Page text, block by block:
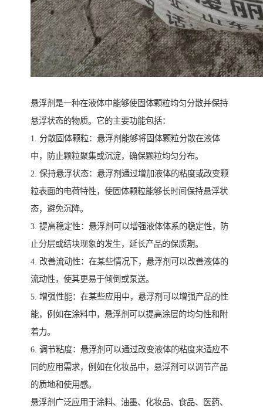
悬浮剂是一种在液体中能够使固体颗粒均匀分散并保持
悬浮状态的物质。它的主要功能包括：
1. 分散固体颗粒：悬浮剂能够将固体颗粒分散在液体
中，防止颗粒聚集或沉淀，确保颗粒均匀分布。
2. 保持悬浮状态：悬浮剂通过增加液体的粘度或改变颗
粒表面的电荷特性，使固体颗粒能够长时间保持悬浮状
态，避免沉降。
3. 提高稳定性：悬浮剂可以增强液体体系的稳定性，防
止分层或结块现象的发生，延长产品的保质期。
4. 改善流动性：在某些情况下，悬浮剂可以改善液体的
流动性，使其更易于倾倒或泵送。
5. 增强性能：在某些应用中，悬浮剂可以增强产品的性
能，例如在涂料中，悬浮剂可以提高涂层的均匀性和附
着力。
6. 调节粘度：悬浮剂可以通过改变液体的粘度来适应不
同的应用需求，例如在化妆品中，悬浮剂可以调节产品
的质地和使用感。
悬浮剂广泛应用于涂料、油墨、化妆品、食品、医药、